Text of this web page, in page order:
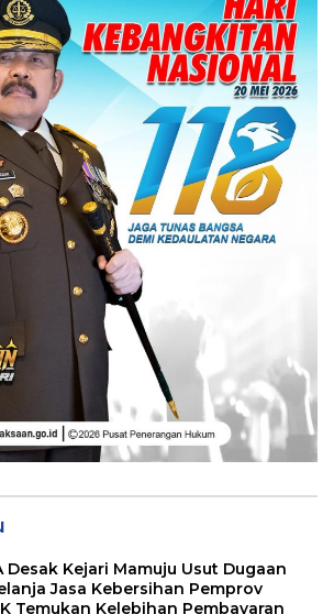
Desak Kejari Mamuju Usut Dugaan
Jasa Kebersihan Pemprov
Temukan Kelebihan Pembayaran